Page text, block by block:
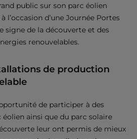
public sur son parc éolien
l’occasion d’une Journée Portes
signe de la découverte et des
renouvelables.
de production
de participer à des
ainsi que du parc solaire
leur ont permis de mieux